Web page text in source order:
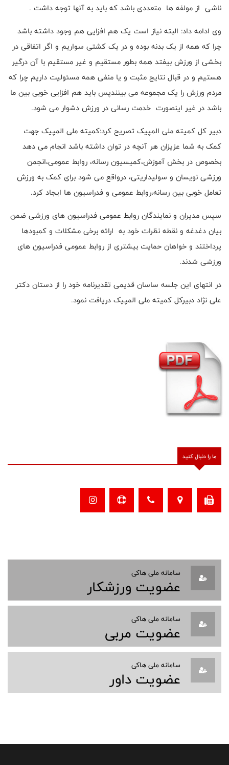
ناشی از مولفه ها متعددی باشد که باید به آنها توجه داشت .
وی ادامه داد: البته نیاز است یک هم افزایی هم وجود داشته باشد
چرا که همه از یک بدنه بوده و در یک کشتی سواریم و اگر اتفاقی در
بخشی از ورزش بیفتد همه بطور مستقیم و غیر مستقیم با آن درگیر
هستیم و در قبال نتایج مثبت و یا منفی همه مسئولیت داریم چرا که
مردم ورزش را یک مجموعه می بینندپس باید هم افزایی خوبی بین ما
باشد در غیر اینصورت خدمت رسانی در ورزش دشوار می شود.
دبیر کل کمیته ملی المپیک تصریح کرد:کمیته ملی المپیک جهت
کمک به شما عزیزان هر آنچه در توان داشته باشد انجام می دهد
بخصوص در بخش آموزش،کمیسیون رسانه، روابط عمومی،انجمن
ورزشی نویسان و سولیداریتی، درواقع می شود برای کمک به ورزش
تعامل خوبی بین رسانه،روابط عمومی و فدراسیون ها ایجاد کرد.
سپس مدیران و نمایندگان روابط عمومی فدراسیون های ورزشی ضمن
بیان دغدغه و نقطه نظرات خود به ارائه برخی مشکلات و کمبودها
پرداختند و خواهان حمایت بیشتری از روابط عمومی فدراسیون های
ورزشی شدند.
در انتهای این جلسه ساسان قدیمی تقدیرنامه خود را از دستان دکتر
علی نژاد دبیرکل کمیته ملی المپیک دریافت نمود.
ما را دنبال کنید
سامانه ملی هاکی
عضویت ورزشکار
سامانه ملی هاکی
عضویت مربی
سامانه ملی هاکی
عضویت داور